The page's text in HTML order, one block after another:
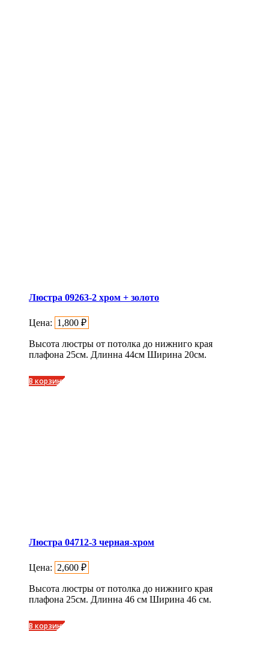
Люстра 09263-2 хром + золото
Цена: 1,800 ₽
Высота люстры от потолка до нижниго края
плафона 25см. Длинна 44см Ширина 20см.
В корзину
Люстра 04712-3 черная-хром
Цена: 2,600 ₽
Высота люстры от потолка до нижниго края
плафона 25см. Длинна 46 см Ширина 46 см.
В корзину